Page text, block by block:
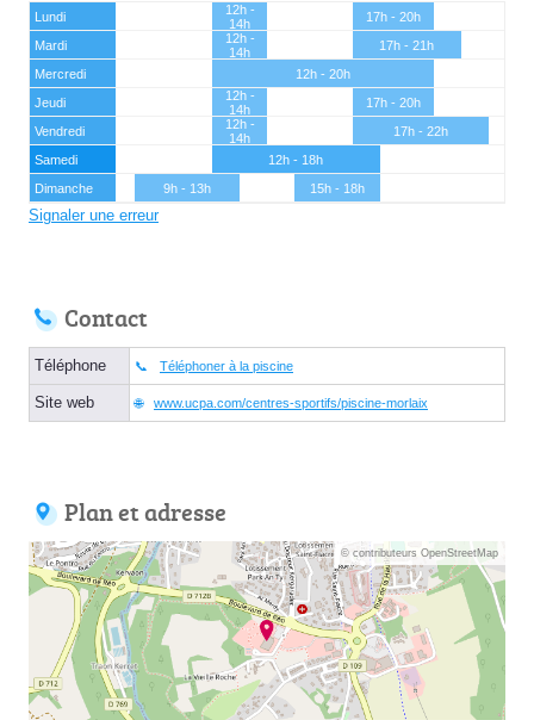
Lundi
12h -
14h
17h - 20h
Mardi
12h -
14h
17h - 21h
Mercredi
12h - 20h
Jeudi
12h -
14h
17h - 20h
Vendredi
12h -
14h
17h - 22h
Samedi
12h - 18h
Dimanche
9h - 13h 15h - 18h
Signaler une erreur
Contact
Téléphone Téléphoner à la piscine
Site web www.ucpa.com/centres-sportifs/piscine-morlaix
Plan et adresse
© contributeurs OpenStreetMap